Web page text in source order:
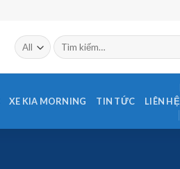
XE KIA MORNING TIN TỨC LIÊN HỆ